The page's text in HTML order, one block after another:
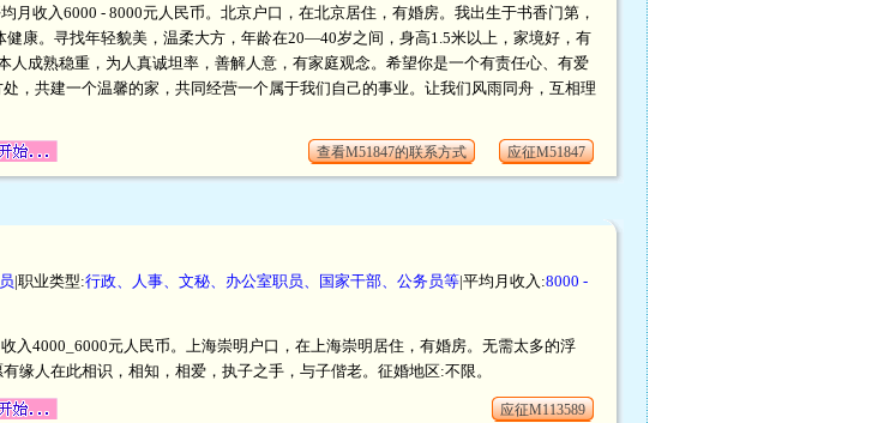
收入6000 - 8000元人民币。北京户口，在北京居住，有婚房。我出生于书香门第，
康。寻找年轻貌美，温柔大方，年龄在20—40岁之间，身高1.5米以上，家境好，有
成熟稳重，为人真诚坦率，善解人意，有家庭观念。希望你是一个有责任心、有爱
，共建一个温馨的家，共同经营一个属于我们自己的事业。让我们风雨同舟，互相理
查看M51847的联系方式 应征M51847
|职业类型:行政、人事、文秘、办公室职员、国家干部、公务员等|平均月收入:8000 -
入4000_6000元人民币。上海崇明户口，在上海崇明居住，有婚房。无需太多的浮
缘人在此相识，相知，相爱，执子之手，与子偕老。征婚地区:不限。
应征M113589